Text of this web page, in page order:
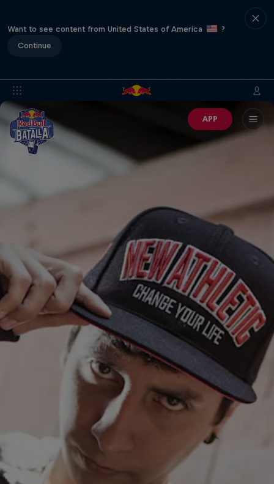
Want to see content from United States of America
?
Continue
APP